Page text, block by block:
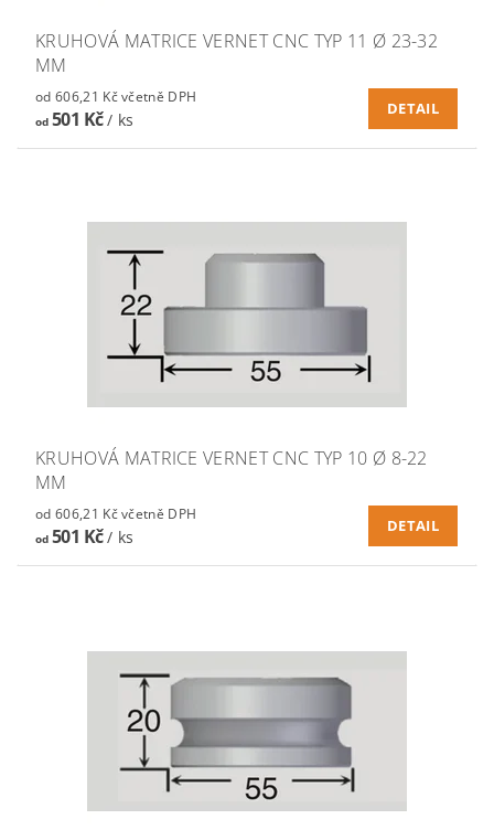
KRUHOVÁ MATRICE VERNET CNC TYP 11 Ø 23-32
MM
od 606,21 Kč včetně DPH
od501 Kč/ ks
DETAIL
KRUHOVÁ MATRICE VERNET CNC TYP 10 Ø 8-22
MM
od 606,21 Kč včetně DPH
od501 Kč/ ks
DETAIL